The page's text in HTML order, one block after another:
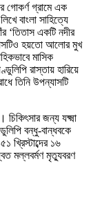
গোকর্ণ গ্রামে এক
বাংলা সাহিত্যে
‘তিতাস একটি নদীর
হয়তো আলোর মুখ
মাসিক
রাস্তায় হারিয়ে
তিনি উপন্যাসটি
জন্য যক্ষ্মা
বন্ধু-বান্ধবকে
খ্রিস্টাব্দের ১৬
মল্লবর্মণ মৃত্যুবরণ